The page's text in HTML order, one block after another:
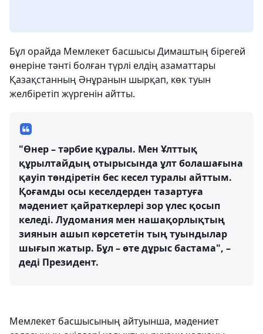
Бұл орайда Мемлекет басшысы Димаштың бірегей
өнеріне тәнті болған түрлі елдің азаматтары
Қазақстанның Әнұранын шырқап, көк туын
желбіретіп жүргенін айтты.
"Өнер – тәрбие құралы. Мен Ұлттық
құрылтайдың отырысында ұлт болашағына
қауіп төндіретін бес кесел туралы айттым.
Қоғамды осы кеселдерден тазартуға
мәдениет қайраткерлері зор үлес қосып
келеді. Лудомания мен нашақорлықтың
зиянын ашып көрсететін тың туындылар
шығып жатыр. Бұл – өте дұрыс бастама", –
деді Президент.
Мемлекет басшысының айтуынша, мәдениет